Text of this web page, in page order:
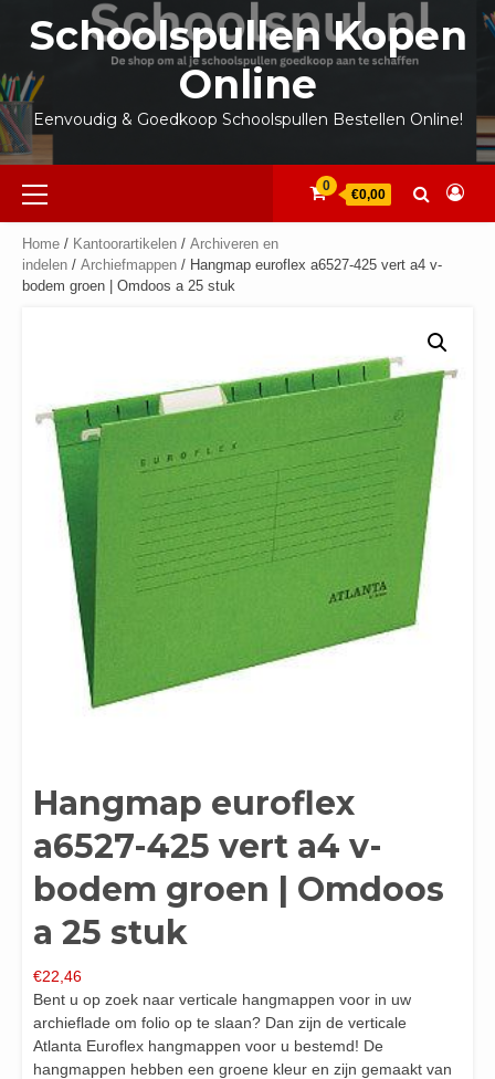
inhoud
Schoolspullen Kopen
Online
Eenvoudig & Goedkoop Schoolspullen Bestellen Online!
Primair
menu
0
€0,00
Home / Kantoorartikelen / Archiveren en
indelen / Archiefmappen / Hangmap euroflex a6527-425 vert a4 v-
bodem groen | Omdoos a 25 stuk
Hangmap euroflex
a6527-425 vert a4 v-
bodem groen | Omdoos
a 25 stuk
€22,46
Bent u op zoek naar verticale hangmappen voor in uw
archieflade om folio op te slaan? Dan zijn de verticale
Atlanta Euroflex hangmappen voor u bestemd! De
hangmappen hebben een groene kleur en zijn gemaakt van